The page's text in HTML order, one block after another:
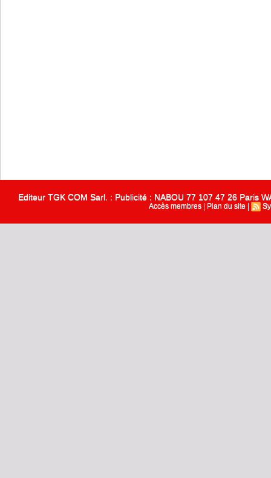
Editeur TGK COM Sarl. : Publicité : NABOU 77 107 47 26 Paris
Accès membres Plan du site